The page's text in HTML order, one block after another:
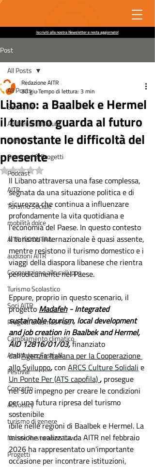
Iscriviti alla nostra Newsletter e resta aggiornato!
Post
All Posts
Soci AITR
Ambiente e Natura
Eventi
Seminari & Progetti
Podcast
AITR
Turismo Sociale
mobilità dolce
AITR INCONTRA
audizioni AITR
Cooperazione allo sviluppo
Turismo Scolastico
Soci AITR
Progetti Erasmus Plus
Cambiamento climatico
AmbriaJazz Festival
Festival
Concerto
Advocacy
turismo di genere
Nature Restoration Law
Progetti
All Posts
Libano: a Baalbek e Hermel
il turismo guarda al futuro
nonostante le difficoltà del
presente
Redazione AITR
30 giuTempo di lettura: 3 min
Valutazione NaN stelle su 5.
Il Libano attraversa una fase complessa,
segnata da una situazione politica e di
sicurezza che continua a influenzare
profondamente la vita quotidiana e
l'economia del Paese. In questo contesto
il turismo internazionale è quasi assente,
mentre resistono il turismo domestico e i
viaggi della diaspora libanese che rientra
periodicamente nel Paese.
Eppure, proprio in questo scenario, il
progetto Madafeh - Integrated
sustainable tourism, local development
and job creation in Baalbek and Hermel,
AID 12816/01/03, finanziato
dall'Agenzia Italiana per la Cooperazione
allo Sviluppo, con ARCS Culture Solidali e
Un Ponte Per (ATS capofila) , prosegue
nel suo impegno per creare le condizioni
per una futura ripresa del turismo
sostenibile
ibile nelle regioni di Baalbek e Hermel. La
missione realizzata da AITR nel febbraio
2026 ha rappresentato un'importante
occasione per incontrare istituzioni,